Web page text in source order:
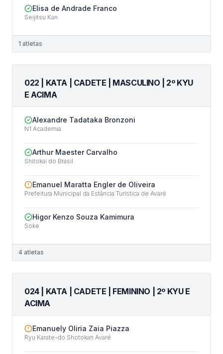
Elisa de Andrade Franco
Seijitsu Kan
1 atletas
022 | KATA | CADETE | MASCULINO | 2º KYU
E ACIMA
Alexandre Tadataka Bronzoni
N1 Academia
Arthur Maester Carvalho
Shitokai do Brasil
Emanuel Maratta Engler de Oliveira
Prefeitura Municipal da Estância Turística de Avaré
Higor Kenzo Souza Kamimura
Soke
4 atletas
024 | KATA | CADETE | FEMININO | 2º KYU E
ACIMA
Emanuely Oliria Zaia Piazza
Ryu Karate-do Shotokan Avaré